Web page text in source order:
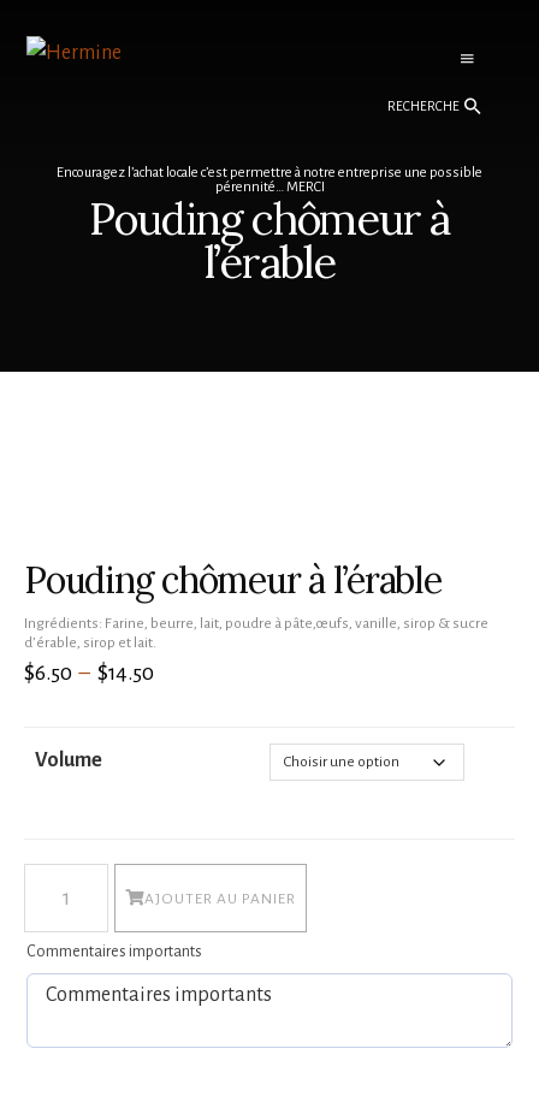
Encouragez l’achat locale c’est permettre à notre entreprise une possible
pérennité… MERCI
content
Recherche
Pouding chômeur à
l’érable
Pouding chômeur à l’érable
Ingrédients: Farine, beurre, lait, poudre à pâte,œufs, vanille, sirop & sucre
d’érable, sirop et lait.
$6.50 – $14.50
Volume
Commentaires importants
Pouding
chômeur
l’érable
AJOUTER AU PANIER